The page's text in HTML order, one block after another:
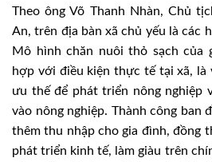
Theo ông Võ Thanh Nhàn, Chủ
An, trên địa bàn xã chủ yếu là các
Mô hình chăn nuôi thỏ sạch của
hợp với điều kiện thực tế tại xã, là
ưu thế để phát triển nông nghiệp
vào nông nghiệp. Thành công ban
thêm thu nhập cho gia đình, đồng
phát triển kinh tế, làm giàu trên